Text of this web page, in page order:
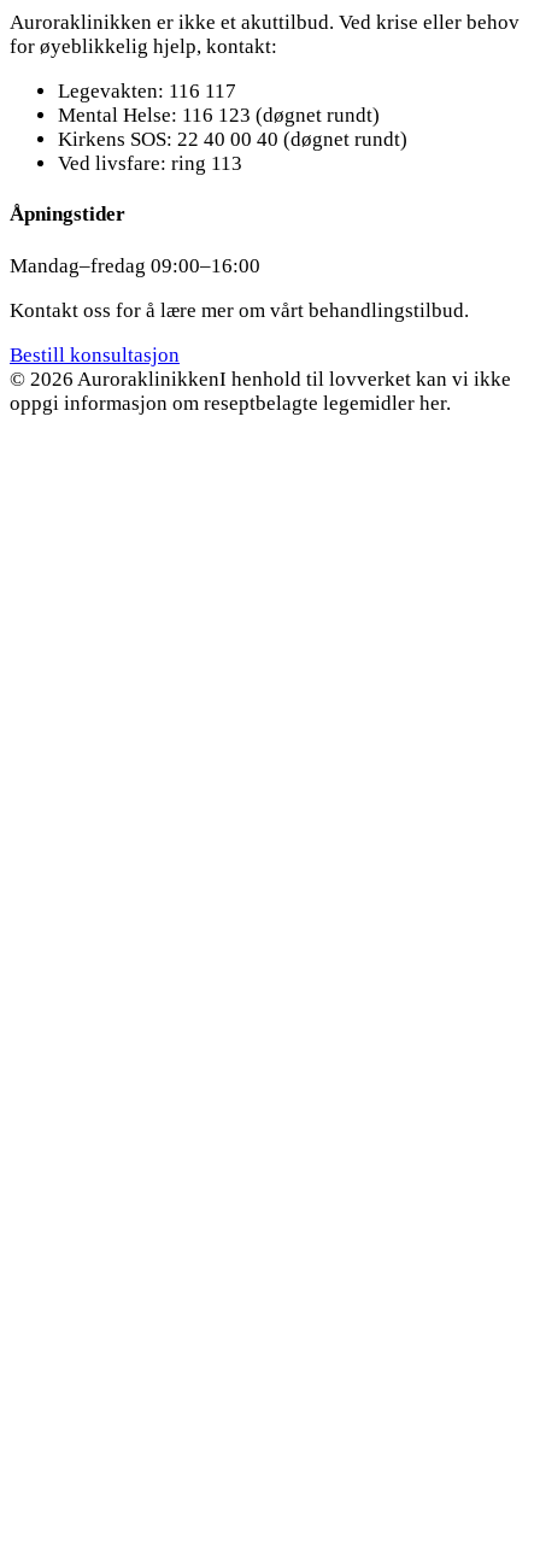
Auroraklinikken er ikke et akuttilbud. Ved krise eller behov
for øyeblikkelig hjelp, kontakt:
Legevakten: 116 117
Mental Helse: 116 123 (døgnet rundt)
Kirkens SOS: 22 40 00 40 (døgnet rundt)
Ved livsfare: ring 113
Åpningstider
Mandag–fredag 09:00–16:00
Kontakt oss for å lære mer om vårt behandlingstilbud.
Bestill konsultasjon
© 2026 AuroraklinikkenI henhold til lovverket kan vi ikke
oppgi informasjon om reseptbelagte legemidler her.